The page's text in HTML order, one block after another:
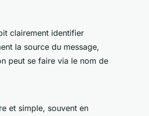
clairement identifier
la source du message,
peut se faire via le nom de
et simple, souvent en